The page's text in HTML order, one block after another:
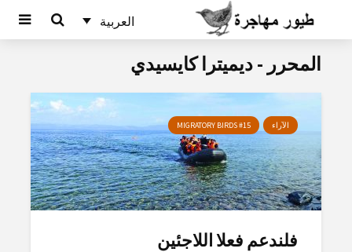
العربية
المحرر - ديميترا كايسيدي
الآراء MIGRATORY BIRDS #15
فلندعم فعلا اللاجئين